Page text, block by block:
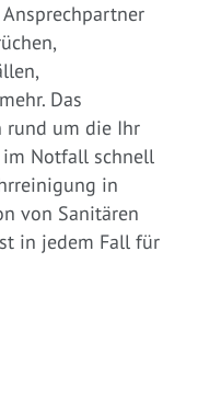
Das
rund um die Ihr
Notfall schnell
in
von Sanitären
in jedem Fall für